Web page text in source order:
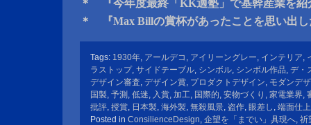
＊ 『今年度最終「KK適塾」で基幹産業を紹
＊ 『Max Billの賞杯があったことを思い出し
Tags: 1930年, アールデコ , アイリーングレー, インテリア,
ラストップ, サイドテーブル, シンボル, シンボル作品, デ・
デザイン審査, デザイン賞, プロダクトデザイン, モダンデ
国製, 予測 , 低迷, 入賞, 加工, 国際的, 安物づくり , 家電業界,
批評, 授賞, 日本製, 海外製, 無殺風景, 盗作, 眼差し , 端面仕
Posted in ConsilienceDesign, 企望を「までい」具現へ, 祈